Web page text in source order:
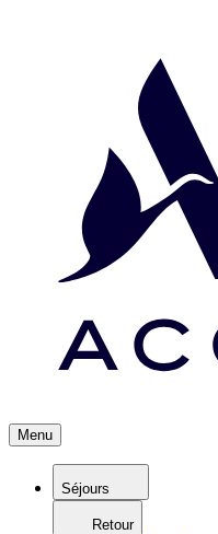
Menu
Séjours
Retour